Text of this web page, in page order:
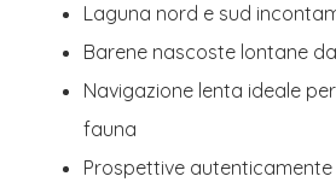
Laguna nord e sud
Barene nascoste lontane
Navigazione lenta ideale
fauna
Prospettive autenticamente